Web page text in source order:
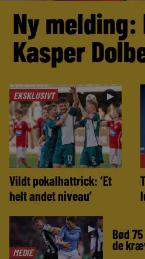
Ny melding:
Kasper
EKSKLUSIVT ►
Vildt pokalhattrick: ‘Et
helt andet niveau’
// LIVE //
MEDIE
► Bød
de